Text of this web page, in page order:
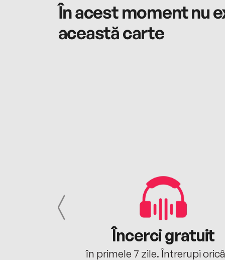
În acest moment nu
această carte
Încerci gratuit
în primele 7 zile. Întrerupi